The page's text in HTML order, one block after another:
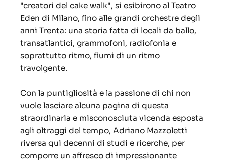
"creatori del cake walk", si esibirono al Teatro
Eden di Milano, fino alle grandi orchestre degli
anni Trenta: una storia fatta di locali da ballo,
transatlantici, grammofoni, radiofonia e
soprattutto ritmo, fiumi di un ritmo
travolgente.
Con la puntigliosità e la passione di chi non
vuole lasciare alcuna pagina di questa
straordinaria e misconosciuta vicenda esposta
agli oltraggi del tempo, Adriano Mazzoletti
riversa qui decenni di studi e ricerche, per
comporre un affresco di impressionante